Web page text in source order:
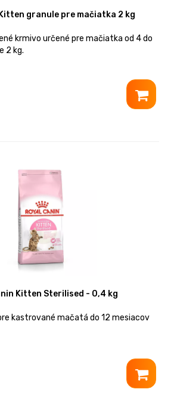
granule pre mačiatka 2 kg
krmivo určené pre mačiatka od 4 do
2 kg.
Kitten Sterilised - 0,4 kg
kastrované mačatá do 12 mesiacov